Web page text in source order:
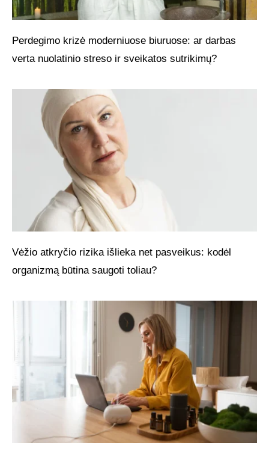
Perdegimo krizė moderniuose biuruose: ar darbas
verta nuolatinio streso ir sveikatos sutrikimų?
Vėžio atkryčio rizika išlieka net pasveikus: kodėl
organizmą būtina saugoti toliau?